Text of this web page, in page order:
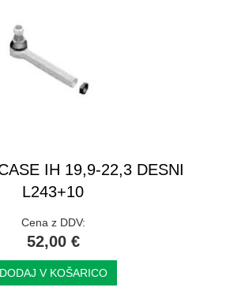
IH 19,9-22,3 DESNI
L243+10
Cena z DDV:
52,00 €
DODAJ V KOŠARICO